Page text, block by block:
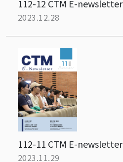
112-12 CTM E-newsletter
2023.12.28
112-11 CTM E-newsletter
2023.11.29